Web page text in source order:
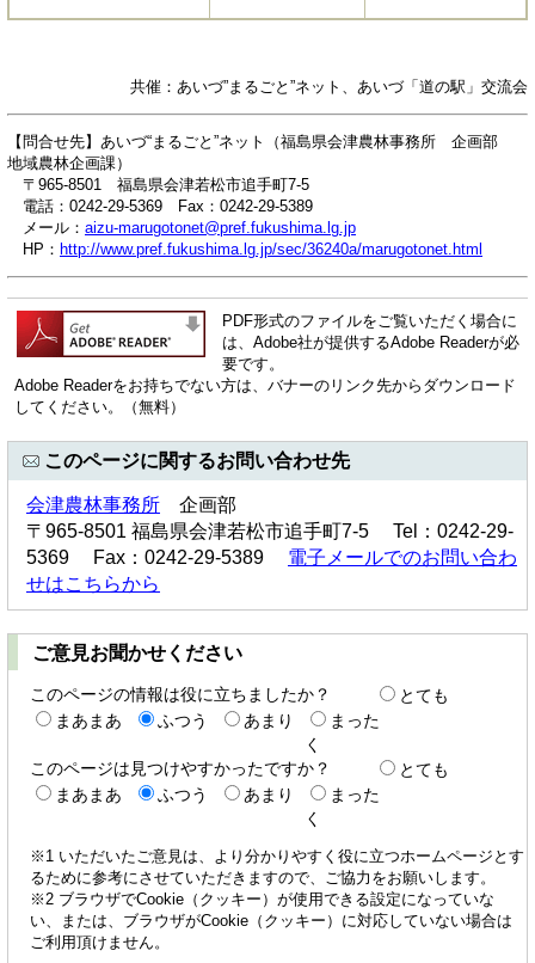
共催：あいづ”まるごと”ネット、あいづ「道の駅」交流会
【問合せ先】あいづ“まるごと”ネット（福島県会津農林事務所 企画部
地域農林企画課）
〒965-8501 福島県会津若松市追手町7-5
電話：0242-29-5369 Fax：0242-29-5389
メール： aizu-marugotonet@pref.fukushima.lg.jp
HP： http://www.pref.fukushima.lg.jp/sec/36240a/marugotonet.html
PDF形式のファイルをご覧いただく場合に
は、Adobe社が提供するAdobe Readerが必
要です。
Adobe Readerをお持ちでない方は、バナーのリンク先からダウンロード
してください。（無料）
このページに関するお問い合わせ先
会津農林事務所 企画部
〒965-8501 福島県会津若松市追手町7-5 Tel：0242-29-
5369 Fax：0242-29-5389 電子メールでのお問い合わ
せはこちらから
ご意見お聞かせください
このページの情報は役に立ちましたか？
とても
まあまあ
ふつう あまり
まった
く
このページは見つけやすかったですか？
とても
まあまあ
ふつう あまり
まった
く
※1 いただいたご意見は、より分かりやすく役に立つホームページとす
るために参考にさせていただきますので、ご協力をお願いします。
※2 ブラウザでCookie（クッキー）が使用できる設定になっていな
い、または、ブラウザがCookie（クッキー）に対応していない場合は
ご利用頂けません。